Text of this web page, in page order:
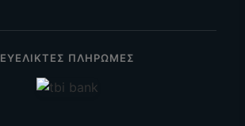
ΕΥΕΛΙΚΤΕΣ ΠΛΗΡΩΜΕΣ